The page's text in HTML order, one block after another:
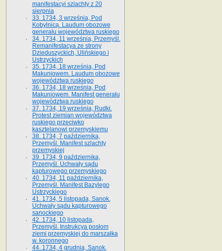
manifestacyi szlachty z 20
sierpnia
33. 1734, 3 września, Pod
Kobylnicą. Laudum obozowe
generału województwa ruskiego
34. 1734, 11 września, Przemyśl.
Remanifestacya ze strony
Dzieduszyckich, Ulińskiego i
Ustrzyckich
35. 1734, 18 września, Pod
Makuniowem. Laudum obozowe
województwa ruskiego
36. 1734, 18 września, Pod
Makuniowem. Manifest generału
województwa ruskiego
37. 1734, 19 września, Rudki.
Protest ziemian województwa
ruskiego przeciwko
kasztelanowi przemyskiemu
38. 1734, 7 października,
Przemyśl. Manifest szlachty
przemyskiej
39. 1734, 9 października,
Przemyśl. Uchwały sądu
kapturowego przemyskiego
40. 1734, 11 października,
Przemyśl. Manifest Bazylego
Ustrzyckiego
41. 1734, 5 listopada, Sanok.
Uchwały sądu kapturowego
sanockiego
42. 1734, 10 listopada,
Przemyśl. Instrukcya posłom
ziemi przemyskiej do marszałka
w. koronnego
44. 1734, 4 grudnia, Sanok.